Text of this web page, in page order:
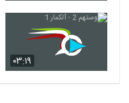
۰۳:۱۹